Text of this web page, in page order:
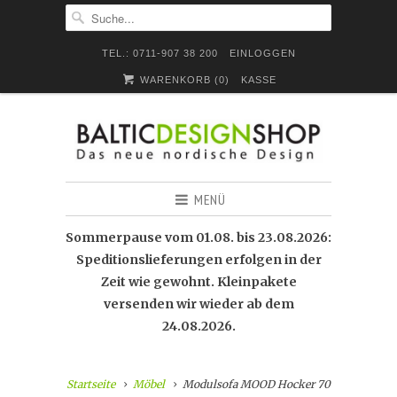
TEL.: 0711-907 38 200 EINLOGGEN
WARENKORB (0) KASSE
MENÜ
Sommerpause vom 01.08. bis 23.08.2026:
Speditionslieferungen erfolgen in der
Zeit wie gewohnt. Kleinpakete
versenden wir wieder ab dem
24.08.2026.
Startseite Möbel Modulsofa MOOD Hocker 70